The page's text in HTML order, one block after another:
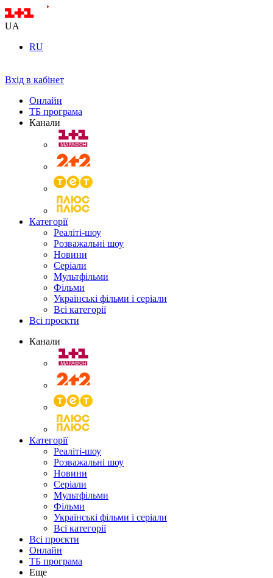
UA
RU
Вхід в кабінет
Онлайн
ТБ програма
Канали
Категорії
Реаліті-шоу
Розважальні шоу
Новини
Серіали
Мультфільми
Фільми
Українські фільми і серіали
Всі категорії
Всі проєкти
Канали
Категорії
Реаліті-шоу
Розважальні шоу
Новини
Серіали
Мультфільми
Фільми
Українські фільми і серіали
Всі категорії
Всі проєкти
Онлайн
ТБ програма
Еще